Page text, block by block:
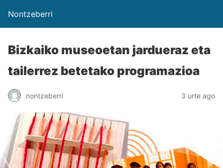
Nontzeberri
Bizkaiko museoetan jardueraz eta
tailerrez betetako programazioa
nontzeberri 3 urte ago